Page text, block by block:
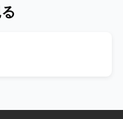
用しながらプロト
きます。開発メン
Slackなどのツー
高めていただける
いただけます。機
タイプの作成・検
えたLP、オンボー